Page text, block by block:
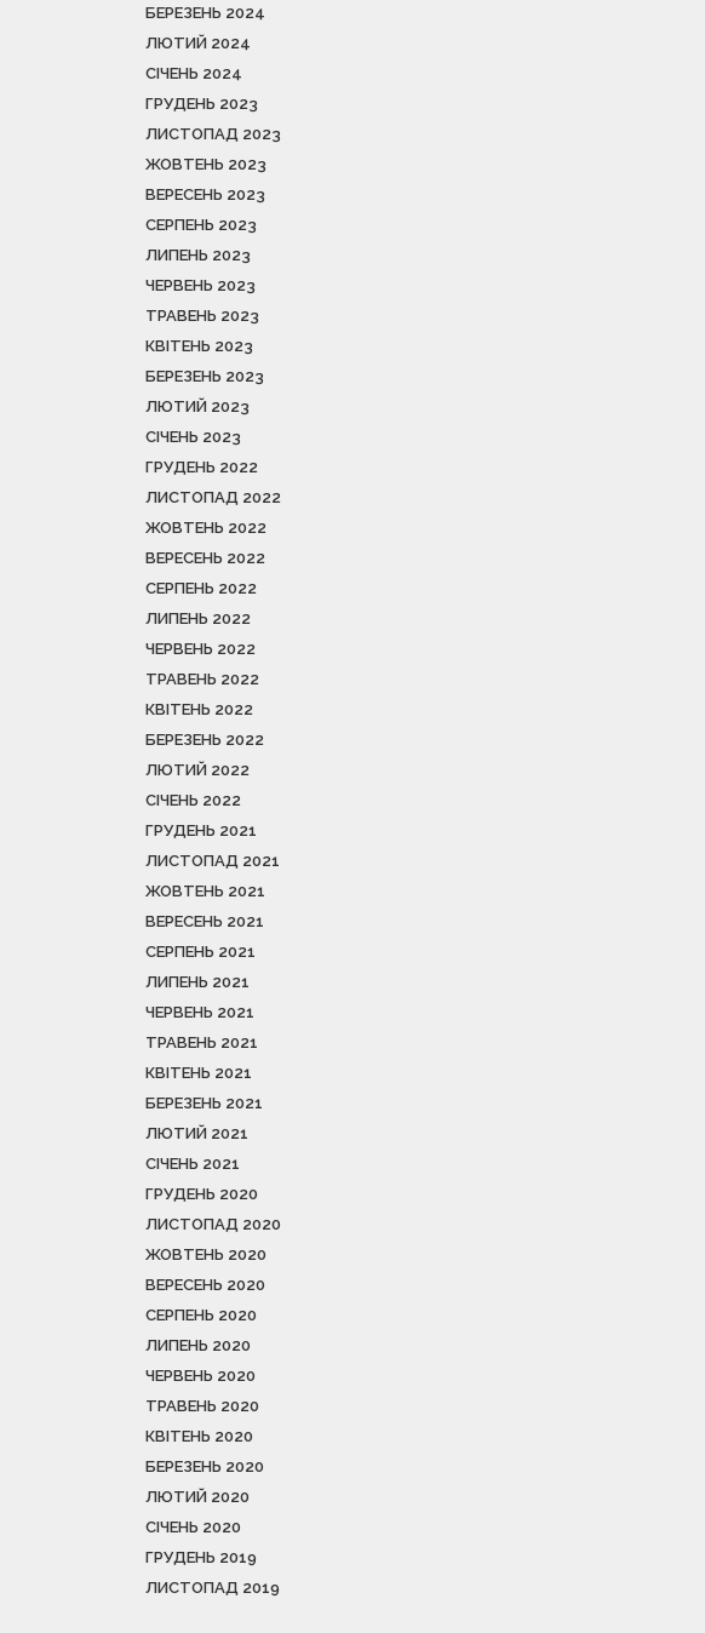
БЕРЕЗЕНЬ 2024
ЛЮТИЙ 2024
СІЧЕНЬ 2024
ГРУДЕНЬ 2023
ЛИСТОПАД 2023
ЖОВТЕНЬ 2023
ВЕРЕСЕНЬ 2023
СЕРПЕНЬ 2023
ЛИПЕНЬ 2023
ЧЕРВЕНЬ 2023
ТРАВЕНЬ 2023
КВІТЕНЬ 2023
БЕРЕЗЕНЬ 2023
ЛЮТИЙ 2023
СІЧЕНЬ 2023
ГРУДЕНЬ 2022
ЛИСТОПАД 2022
ЖОВТЕНЬ 2022
ВЕРЕСЕНЬ 2022
СЕРПЕНЬ 2022
ЛИПЕНЬ 2022
ЧЕРВЕНЬ 2022
ТРАВЕНЬ 2022
КВІТЕНЬ 2022
БЕРЕЗЕНЬ 2022
ЛЮТИЙ 2022
СІЧЕНЬ 2022
ГРУДЕНЬ 2021
ЛИСТОПАД 2021
ЖОВТЕНЬ 2021
ВЕРЕСЕНЬ 2021
СЕРПЕНЬ 2021
ЛИПЕНЬ 2021
ЧЕРВЕНЬ 2021
ТРАВЕНЬ 2021
КВІТЕНЬ 2021
БЕРЕЗЕНЬ 2021
ЛЮТИЙ 2021
СІЧЕНЬ 2021
ГРУДЕНЬ 2020
ЛИСТОПАД 2020
ЖОВТЕНЬ 2020
ВЕРЕСЕНЬ 2020
СЕРПЕНЬ 2020
ЛИПЕНЬ 2020
ЧЕРВЕНЬ 2020
ТРАВЕНЬ 2020
КВІТЕНЬ 2020
БЕРЕЗЕНЬ 2020
ЛЮТИЙ 2020
СІЧЕНЬ 2020
ГРУДЕНЬ 2019
ЛИСТОПАД 2019